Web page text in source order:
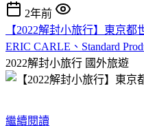
2年前
【2022解封小旅行】東京
ERIC CARLE、Standard
2022解封小旅行 國外旅遊
繼續閱讀